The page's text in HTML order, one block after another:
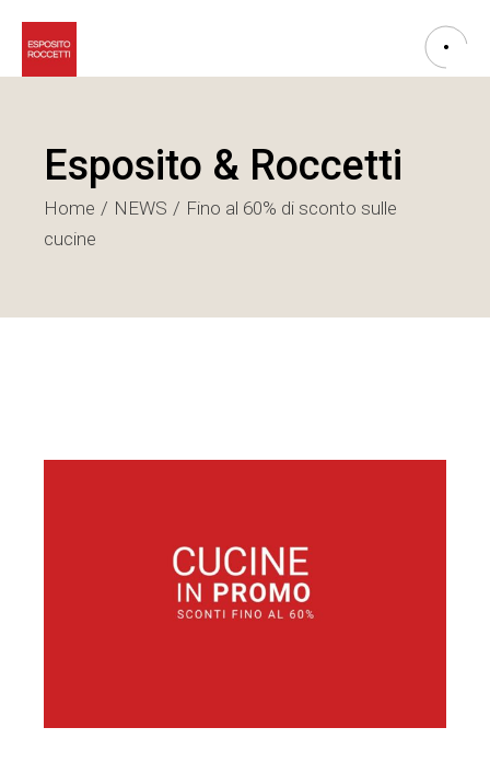
Esposito & Roccetti
Home NEWS
Fino al 60% di sconto sulle
cucine